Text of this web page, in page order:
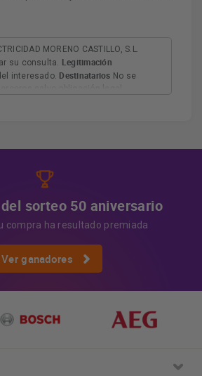
MORENO CASTILLO, S.L.
su consulta. Legitimación
interesado. Destinatarios No se
sorteo 50 aniversario
compra ha resultado premiada
Ver ganadores